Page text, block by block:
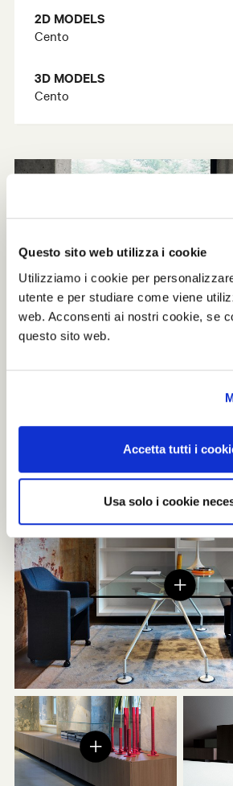
Questo sito web utilizza i cookie
Utilizziamo i cookie per
utente e per studiare come viene
web. Acconsenti ai nostri cookie, se
questo sito web.
Accetta tutti i
Usa solo i cookie
2D MODELS
Cento
3D MODELS
Cento